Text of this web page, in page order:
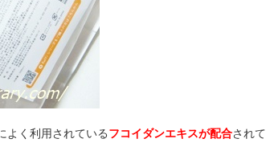
よく利用されているフコイダンエキスが配合されて